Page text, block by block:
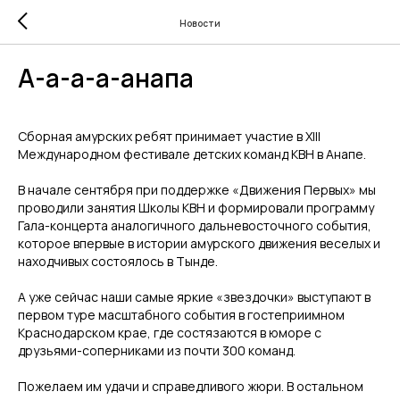
Новости
А-а-а-а-анапа
Сборная амурских ребят принимает участие в XIII
Международном фестивале детских команд КВН в Анапе.
В начале сентября при поддержке «Движения Первых» мы
проводили занятия Школы КВН и формировали программу
Гала-концерта аналогичного дальневосточного события,
которое впервые в истории амурского движения веселых и
находчивых состоялось в Тынде.
А уже сейчас наши самые яркие «звездочки» выступают в
первом туре масштабного события в гостеприимном
Краснодарском крае, где состязаются в юморе с
друзьями-соперниками из почти 300 команд.
Пожелаем им удачи и справедливого жюри. В остальном